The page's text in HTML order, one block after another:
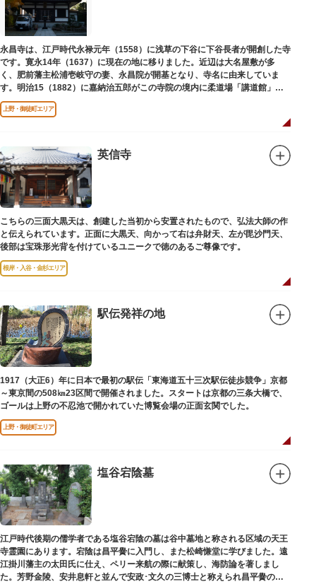
永昌寺は、江戸時代永禄元年（1558）に浅草の下谷に下谷長者が開創した寺
です。寛永14年（1637）に現在の地に移りました。近辺は大名屋敷が多
く、肥前藩主松浦壱岐守の妻、永昌院が開基となり、寺名に由来していま
す。明治15（1882）に嘉納治五郎がこの寺院の境内に柔道場「講道館」を
設立しました。
上野・御徒町エリア
英信寺
こちらの三面大黒天は、創建した当初から安置されたもので、弘法大師の作
と伝えられています。正面に大黒天、向かって右は弁財天、左が毘沙門天、
後部は宝珠形光背を付けているユニークで徳のあるご尊像です。
根岸・入谷・金杉エリア
駅伝発祥の地
1917（大正6）年に日本で最初の駅伝「東海道五十三次駅伝徒歩競争」京都
～東京間の508㎞23区間で開催されました。スタートは京都の三条大橋で、
ゴールは上野の不忍池で開かれていた博覧会場の正面玄関でした。
上野・御徒町エリア
塩谷宕陰墓
江戸時代後期の儒学者である塩谷宕陰の墓は谷中墓地と称される区域の天王
寺霊園にあります。宕陰は昌平黌に入門し、また松崎慊堂に学びました。遠
江掛川藩主の太田氏に仕え、ペリー来航の際に献策し、海防論を著しまし
た。芳野金陵、安井息軒と並んで安政･文久の三博士と称えられ昌平黌の教